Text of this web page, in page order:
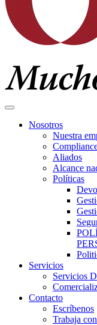
Nosotros
Nuestra
Aliados
Alcance
Políticas
Servicios
Servicios
Contacto
Escríbenos
Trabaja